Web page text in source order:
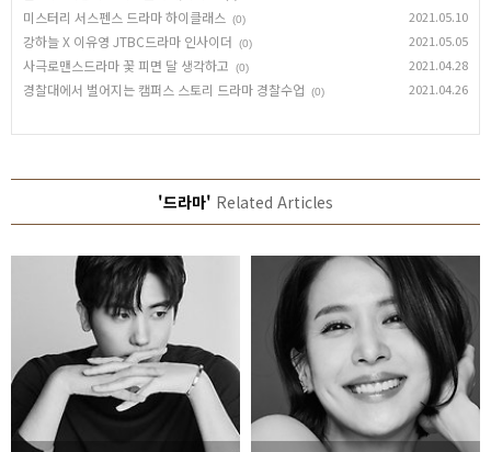
미스터리 서스펜스 드라마 하이클래스 (0) 2021.05.10
강하늘 X 이유영 JTBC드라마 인사이더 (0) 2021.05.05
사극로맨스드라마 꽃 피면 달 생각하고 (0) 2021.04.28
경찰대에서 벌어지는 캠퍼스 스토리 드라마 경찰수업 (0) 2021.04.26
'드라마' Related Articles